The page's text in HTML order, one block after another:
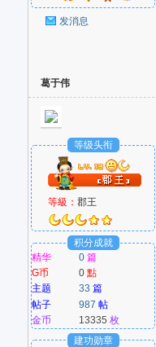
好
者
发消息
葛于伟
等级头衔
等級：郡王
积分成就
精华
0 篇
G币
0點
主题
33 篇
帖子
987 帖
金币
13335枚
建功勋章